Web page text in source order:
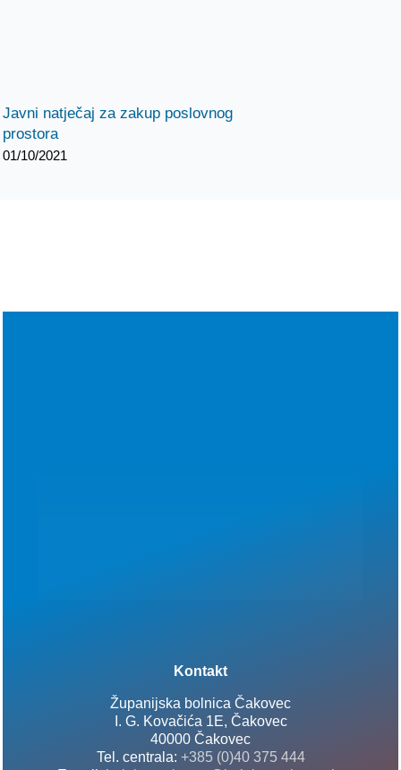
Javni natječaj za zakup poslovnog
prostora
01/10/2021
Kontakt
Županijska bolnica Čakovec
I. G. Kovačića 1E, Čakovec
40000 Čakovec
Tel. centrala: +385 (0)40 375 444